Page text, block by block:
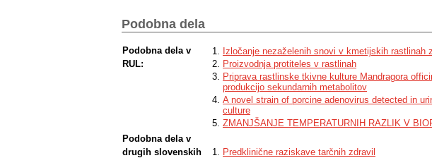
progress is slow and troublesome. In this work we give a condensed review
production methods, the ways of improving said methods and the
Podobna dela
Podobna dela v
RUL:
Izločanje nezaželenih snovi v kmetijskih rastlinah
Proizvodnja protiteles v rastlinah
Priprava rastlinske tkivne kulture Mandragora
produkcijo sekundarnih metabolitov
A novel strain of porcine adenovirus detected in
culture
ZMANJŠANJE TEMPERATURNIH RAZLIK V
Podobna dela v
drugih slovenskih
Predklinične raziskave tarčnih zdravil